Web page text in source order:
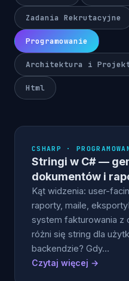
Zadania Rekrutacyjne
Programowanie
Architektura i
Html
CSHARP ·
Stringi w C# —
dokumentów i
Kąt widzenia: user-
raporty, maile,
system fakturowania z
różni się string dla
backendzie? Gdy…
Czytaj więcej →